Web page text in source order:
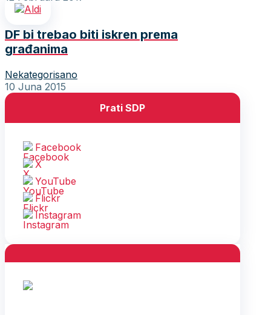
DF bi trebao biti iskren prema
građanima
Nekategorisano
10 Juna 2015
Prati SDP
Facebook
X
YouTube
Flickr
Instagram